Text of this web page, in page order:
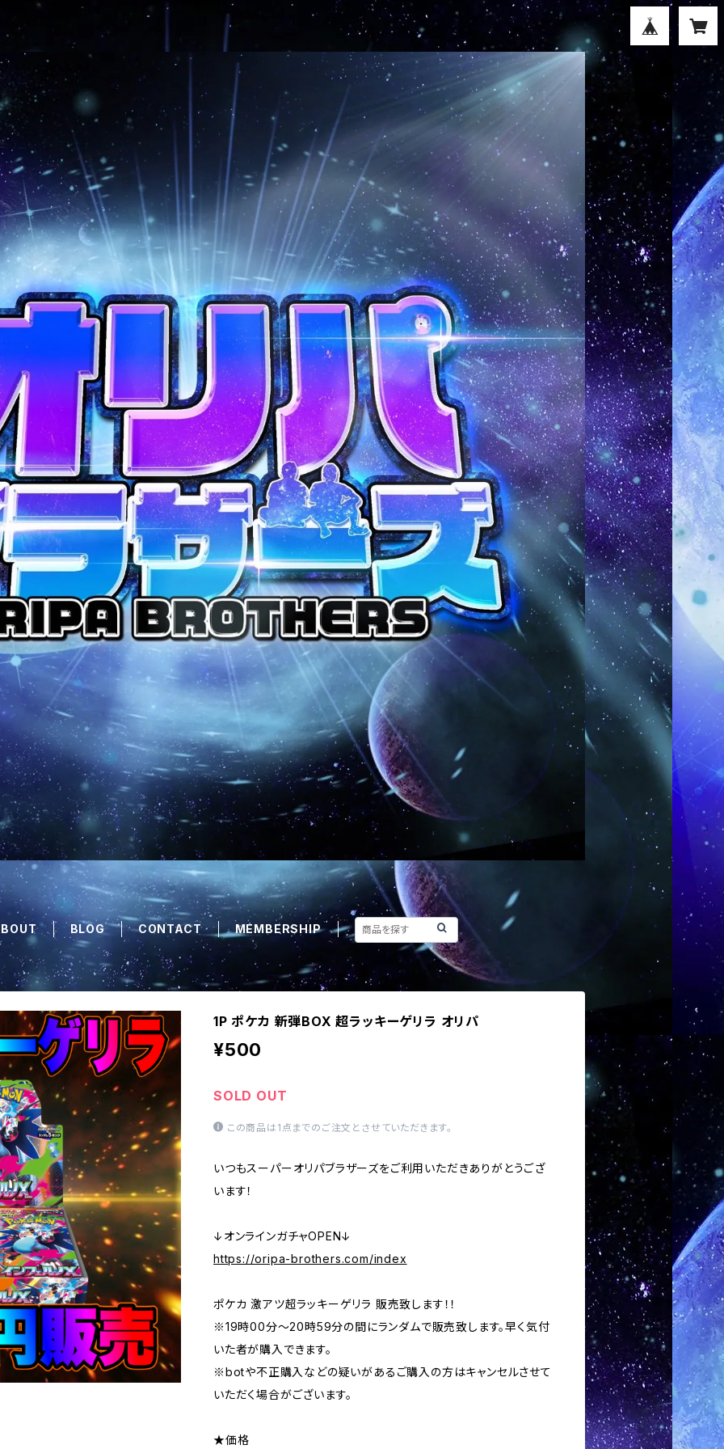
BLOG CONTACT MEMBERSHIP
1P ポケカ 新弾BOX 超ラッキーゲリラ オリパ
¥500
SOLD OUT
この商品は1点までのご注文とさせていただきます。
いつもスーパーオリパブラザーズをご利用いただきありがとうござ
います！
↓オンラインガチャOPEN↓
https://oripa-brothers.com/index
ポケカ 激アツ超ラッキーゲリラ 販売致します！！
※19時00分〜20時59分の間にランダムで販売致します。早く気付
いた者が購入できます。
※botや不正購入などの疑いがあるご購入の方はキャンセルさせて
いただく場合がございます。
★価格